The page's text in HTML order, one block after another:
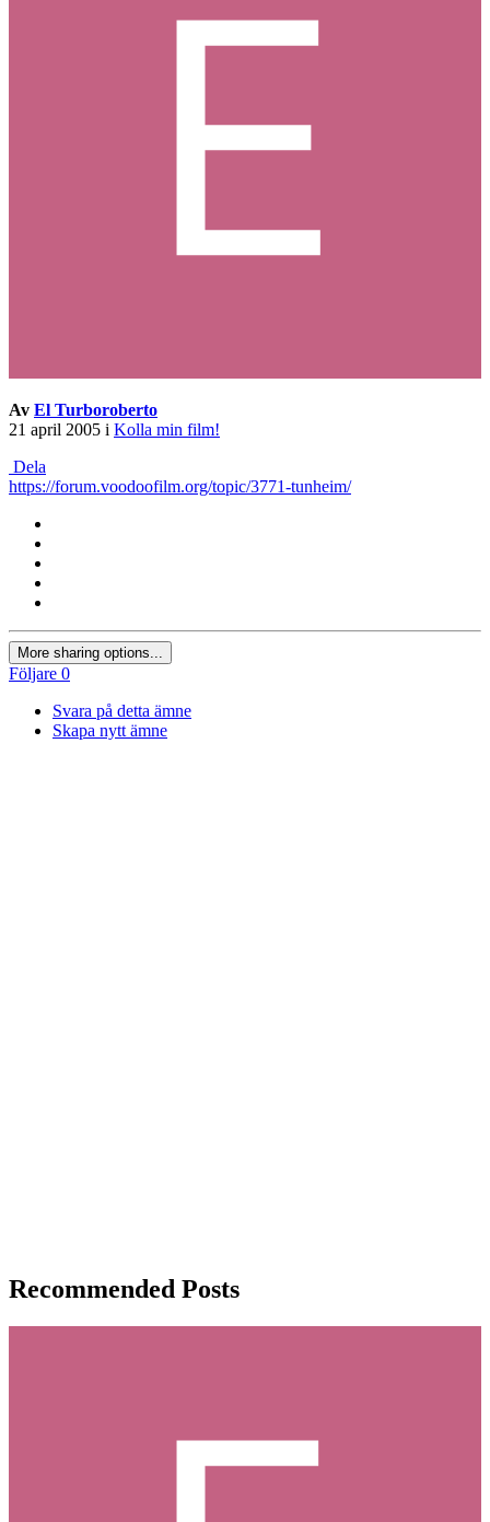
Av El Turboroberto
21 april 2005 i Kolla min film!
Dela
https://forum.voodoofilm.org/topic/3771-tunheim/
More sharing options...
Följare 0
Svara på detta ämne
Skapa nytt ämne
Recommended Posts